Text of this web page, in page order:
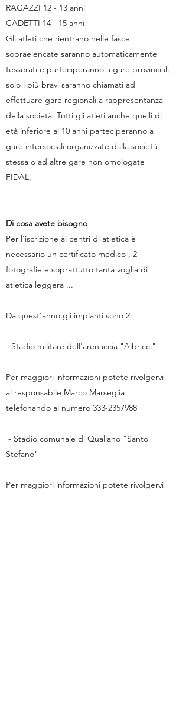
RAGAZZI 12 - 13 anni
CADETTI 14 - 15 anni
Gli atleti che rientrano nelle fasce
sopraelencate saranno automaticamente
tesserati e parteciperanno a gare provinciali,
solo i più bravi saranno chiamati ad
effettuare gare regionali a rappresentanza
della società. Tutti gli atleti anche quelli di
età inferiore ai 10 anni parteciperanno a
gare intersociali organizzate dalla società
stessa o ad altre gare non omologate
FIDAL.
Di cosa avete bisogno
Per l'iscrizione ai centri di atletica è
necessario un certificato medico , 2
fotografie e soprattutto tanta voglia di
atletica leggera ...
Da quest'anno gli impianti sono 2:
- Stadio militare dell'arenaccia "Albricci"
Per maggiori informazioni potete rivolgervi
al responsabile Marco Marseglia
telefonando al numero 333-2357988
- Stadio comunale di Qualiano "Santo
Stefano"
Per maggiori informazioni potete rivolgervi